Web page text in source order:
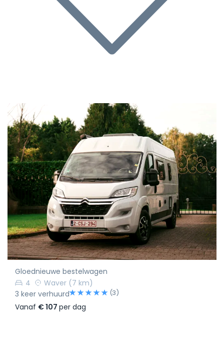
Gloednieuwe bestelwagen
4
Waver (7 km)
3 keer verhuurd
(3)
Vanaf € 107 per dag